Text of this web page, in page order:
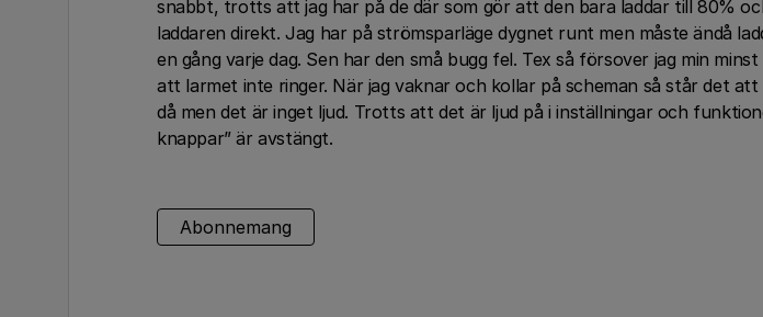
snabbt, trotts att jag har på de där som gör att den bara laddar till 80%
laddaren direkt. Jag har på strömsparläge dygnet runt men måste ändå
en gång varje dag. Sen har den små bugg fel. Tex så försover jag min
att larmet inte ringer. När jag vaknar och kollar på scheman så står det att
då men det är inget ljud. Trotts att det är ljud på i inställningar och
knappar” är avstängt.
Abonnemang